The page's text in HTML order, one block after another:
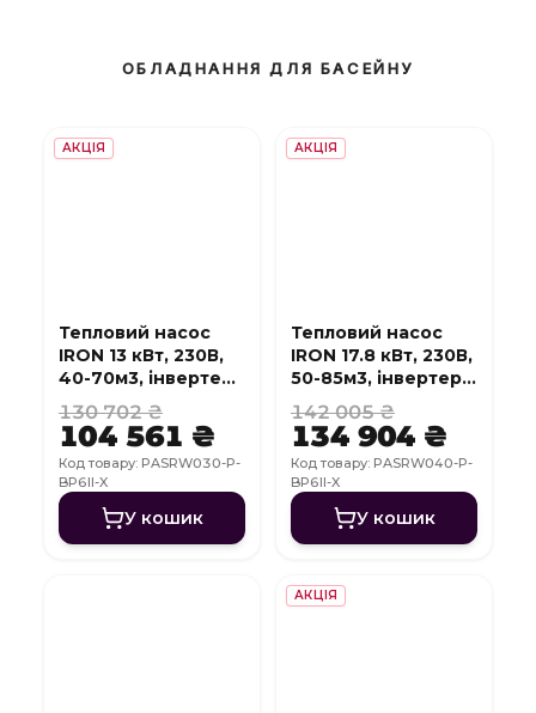
ОБЛАДНАННЯ ДЛЯ БАСЕЙНУ
АКЦІЯ
Тепловий насос
IRON 13 кВт, 230В,
40-70м3, інвертер,
з охолодженням,
WI-FI
130 702 ₴
104 561 ₴
Код товару: PASRW030-P-
BP6II-X
У кошик
АКЦІЯ
Тепловий насос
IRON 17.8 кВт, 230В,
50-85м3, інвертер,
з охолодженням,
WI-FI
142 005 ₴
134 904 ₴
Код товару: PASRW040-P-
BP6II-X
У кошик
АКЦІЯ